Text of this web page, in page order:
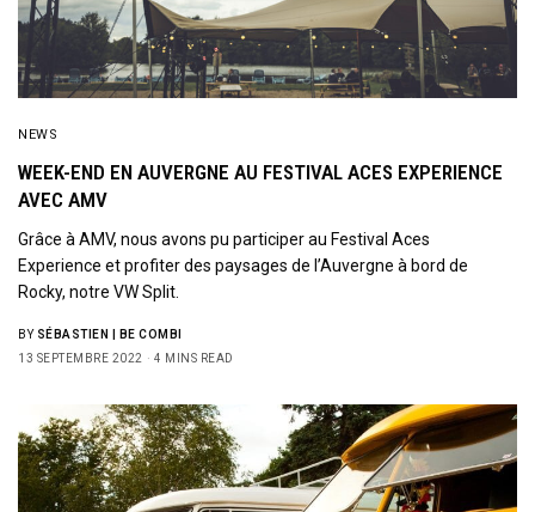
NEWS
WEEK-END EN AUVERGNE AU FESTIVAL ACES EXPERIENCE
AVEC AMV
Grâce à AMV, nous avons pu participer au Festival Aces
Experience et profiter des paysages de l’Auvergne à bord de
Rocky, notre VW Split.
BY SÉBASTIEN | BE COMBI
13 SEPTEMBRE 2022
4 MINS READ